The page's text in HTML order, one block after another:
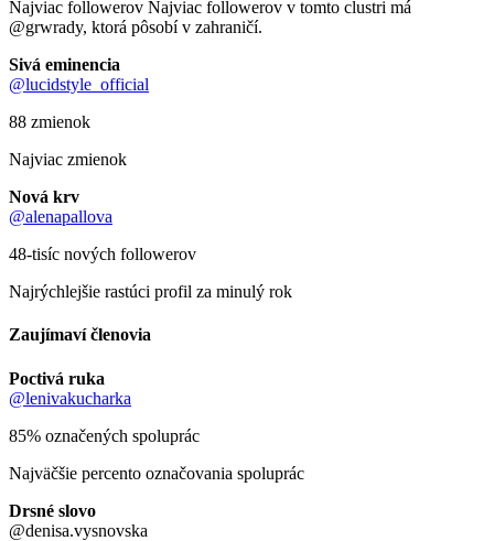
Najviac followerov Najviac followerov v tomto clustri má
@grwrady, ktorá pôsobí v zahraničí.
Sivá eminencia
@lucidstyle_official
88 zmienok
Najviac zmienok
Nová krv
@alenapallova
48-tisíc nových followerov
Najrýchlejšie rastúci profil za minulý rok
Zaujímaví členovia
Poctivá ruka
@lenivakucharka
85% označených spoluprác
Najväčšie percento označovania spoluprác
Drsné slovo
@denisa.vysnovska